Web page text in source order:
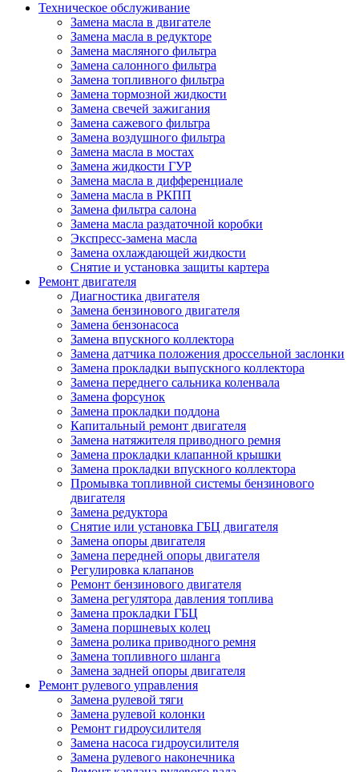
Техническое обслуживание
Замена масла в двигателе
Замена масла в редукторе
Замена масляного фильтра
Замена салонного фильтра
Замена топливного фильтра
Замена тормозной жидкости
Замена свечей зажигания
Замена сажевого фильтра
Замена воздушного фильтра
Замена масла в мостах
Замена жидкости ГУР
Замена масла в дифференциале
Замена масла в РКПП
Замена фильтра салона
Замена масла раздаточной коробки
Экспресс-замена масла
Замена охлаждающей жидкости
Снятие и установка защиты картера
Ремонт двигателя
Диагностика двигателя
Замена бензинового двигателя
Замена бензонасоса
Замена впускного коллектора
Замена датчика положения дроссельной заслонки
Замена прокладки выпускного коллектора
Замена переднего сальника коленвала
Замена форсунок
Замена прокладки поддона
Капитальный ремонт двигателя
Замена натяжителя приводного ремня
Замена прокладки клапанной крышки
Замена прокладки впускного коллектора
Промывка топливной системы бензинового
двигателя
Замена редуктора
Снятие или установка ГБЦ двигателя
Замена опоры двигателя
Замена передней опоры двигателя
Регулировка клапанов
Ремонт бензинового двигателя
Замена регулятора давления топлива
Замена прокладки ГБЦ
Замена поршневых колец
Замена ролика приводного ремня
Замена топливного шланга
Замена задней опоры двигателя
Ремонт рулевого управления
Замена рулевой тяги
Замена рулевой колонки
Ремонт гидроусилителя
Замена насоса гидроусилителя
Замена рулевого наконечника